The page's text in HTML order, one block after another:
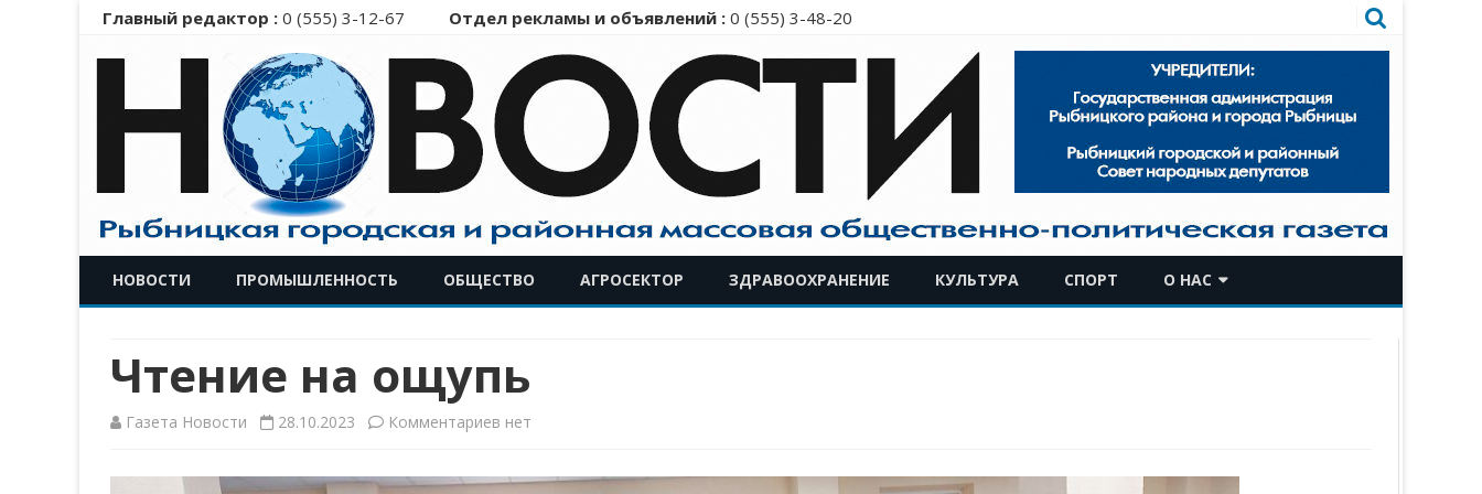
Главный редактор : 0 (555) 3-12-67 Отдел рекламы и объявлений : 0 (555) 3-48-20
к
содержимому
НОВОСТИ ПРОМЫШЛЕННОСТЬ ОБЩЕСТВО АГРОСЕКТОР ЗДРАВООХРАНЕНИЕ КУЛЬТУРА СПОРТ О НАС
Чтение на ощупь
Газета Новости 28.10.2023 Комментариев кнет